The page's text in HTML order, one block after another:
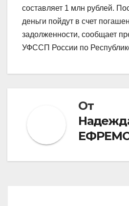
составляет 1 млн рублей.
деньги пойдут в счет
задолженности, сообщает
УФССП России по
От